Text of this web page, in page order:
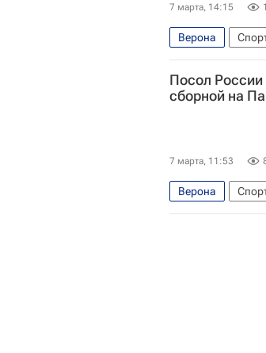
7 марта, 14:15
Верона
Посол России
сборной на
7 марта, 11:53
Верона
Международный